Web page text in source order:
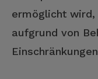
ermöglicht
aufgrund von